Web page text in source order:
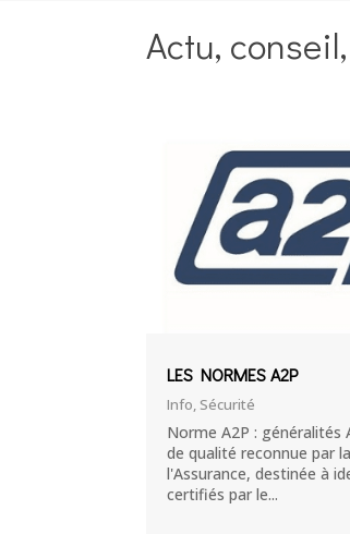
Actu,
LES NORMES A2P
Info, Sécurité
Norme A2P : généralités
de qualité reconnue par
l'Assurance, destinée à
certifiés par le...